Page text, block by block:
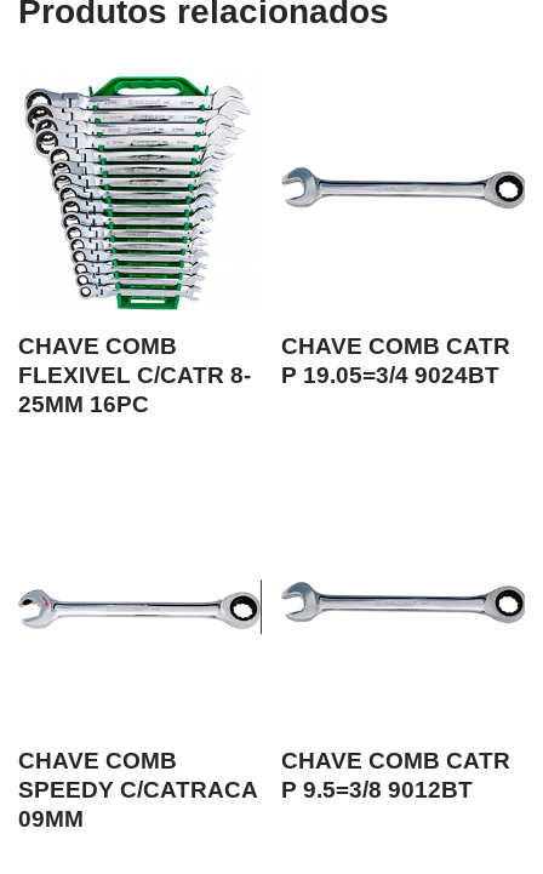
Produtos relacionados
CHAVE COMB
FLEXIVEL C/CATR 8-
25MM 16PC
CHAVE COMB CATR
P 19.05=3/4 9024BT
CHAVE COMB
SPEEDY C/CATRACA
09MM
CHAVE COMB CATR
P 9.5=3/8 9012BT